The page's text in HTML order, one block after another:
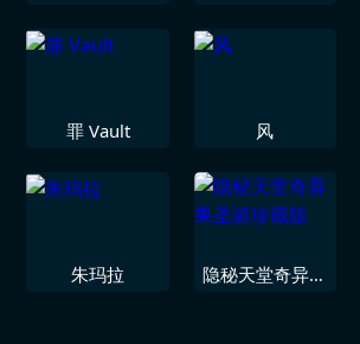
罪 Vault 风
朱玛拉
隐秘天堂奇异果